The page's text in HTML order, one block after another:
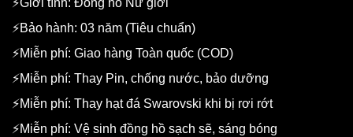
⚡️Giới tính: Đồng hồ Nữ giới
⚡️Bảo hành: 03 năm (Tiêu chuẩn)
⚡️Miễn phí: Giao hàng Toàn quốc (COD)
⚡️Miễn phí: Thay Pin, chống nước, bảo dưỡng
⚡️Miễn phí: Thay hạt đá Swarovski khi bị rơi rớt
⚡️Miễn phí: Vệ sinh đồng hồ sạch sẽ, sáng bóng